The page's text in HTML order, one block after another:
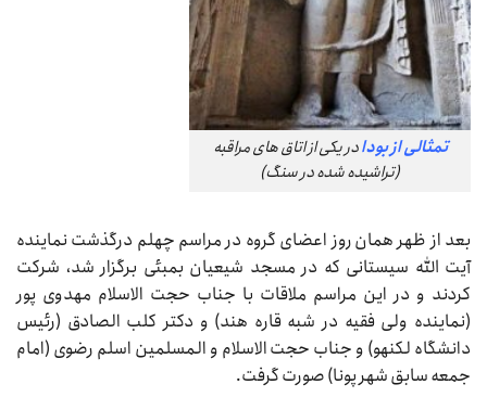
تمثالی از بودادر یکی از اتاق های مراقبه
(تراشیده شده در سنگ)
بعد از ظهر همان روز اعضای گروه در مراسم چهلم درگذشت نماینده
آیت الله سیستانی که در مسجد شیعیان بمبئی برگزار شد، شرکت
کردند و در این مراسم ملاقات با جناب حجت الاسلام مهدوی پور
(نماینده ولی فقیه در شبه قاره هند) و دکتر کلب الصادق (رئیس
دانشگاه لکنهو) و جناب حجت الاسلام و المسلمین اسلم رضوی (امام
جمعه سابق شهر پونا) صورت گرفت.